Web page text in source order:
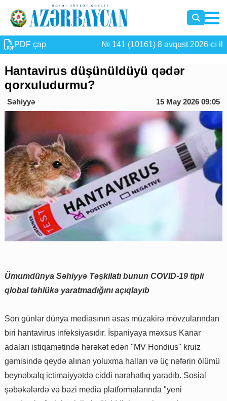
PDF çap № 141 (10161) 8 avqust 2026-cı il
Hantavirus düşünüldüyü qədər
qorxuludurmu?
Səhiyyə 15 May 2026 09:05
Ümumdünya Səhiyyə Təşkilatı bunun COVID-19 tipli
qlobal təhlükə yaratmadığını açıqlayıb
Son günlər dünya mediasının əsas müzakirə mövzularından
biri hantavirus infeksiyasıdır. İspaniyaya məxsus Kanar
adaları istiqamətində hərəkət edən "MV Hondius" kruiz
gəmisində qeydə alınan yoluxma halları və üç nəfərin ölümü
beynəlxalq ictimaiyyətdə ciddi narahatlıq yaradıb. Sosial
şəbəkələrdə və bəzi media platformalarında "yeni